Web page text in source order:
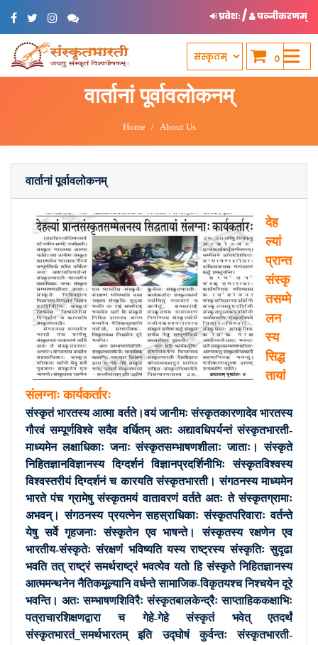
प्रवेशः/ पञ्जीकरणम्
0
वार्तानां पूर्वावलोकनम्
Home About Us
वार्तानां पूर्वावलोकनम्
देह
ल्यां
प्रान्त
संस्कृ
तसम्मे
लन
स्य
सिद्ध
तायां
संलग्नाः कार्यकर्तारः
संस्कृतं भारतस्य आत्मा वर्तते।वयं जानीमः संस्कृतकारणादेव भारतस्य
गौरवं सम्पूर्णविश्वे सदैव वर्धितम् अतः अद्यावधिपर्यन्तं संस्कृतभारती-
माध्यमेन लक्षाधिकाः जनाः संस्कृतसम्भाषणशीलाः जाताः। संस्कृते
निहितज्ञानविज्ञानस्य दिग्दर्शनं विज्ञानप्रदर्शिनीभिः संस्कृतविश्वस्य
विश्वस्तरीयं दिग्दर्शनं च कारयति संस्कृतभारती। संगठनस्य माध्यमेन
भारते पंच ग्रामेषु संस्कृतमयं वातावरणं वर्तते अतः ते संस्कृतग्रामाः
अभवन्। संगठनस्य प्रयत्नेन सहस्राधिकाः संस्कृतपरिवाराः वर्तन्ते
येषु सर्वे गृहजनाः संस्कृतेन एव भाषन्ते। संस्कृतस्य रक्षणेन एव
भारतीय-संस्कृतेः संरक्षणंं भविष्यति यस्य राष्ट्रस्य संस्कृतिः सुदृढा
भवति तत् राष्ट्रं समर्थराष्ट्रं भवत्येव यतो हि संस्कृते निहितज्ञानस्य
आत्ममन्थनेन नैतिकमूल्यानि वर्धन्ते सामाजिक-विकृतयश्च निश्चयेन दूरे
भवन्ति। अतः सम्भाषणशिविरैः संस्कृतबालकेन्द्रैः साप्ताहिककक्षाभिः
पत्राचारशिक्षणद्वारा च गेहे-गेहे संस्कृतं भवेत् एतदर्थं
संस्कृतभारतं_समर्थभारतम् इति उद्घोषं कुर्वन्तः संस्कृतभारती-